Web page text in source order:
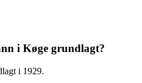
i Køge grundlagt?
i 1929.